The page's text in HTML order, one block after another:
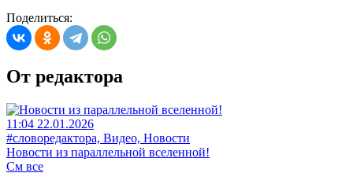
Поделиться:
От редактора
11:04 22.01.2026
#словоредактора, Видео, Новости
Новости из параллельной вселенной!
См все